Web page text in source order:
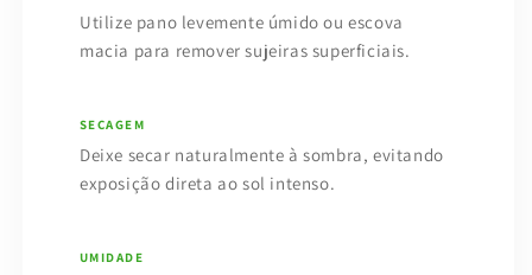
Utilize pano levemente úmido ou escova
macia para remover sujeiras superficiais.
SECAGEM
Deixe secar naturalmente à sombra, evitando
exposição direta ao sol intenso.
UMIDADE